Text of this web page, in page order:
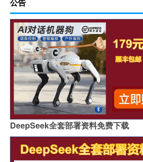
公告
DeepSeek全套部署资料免费下载